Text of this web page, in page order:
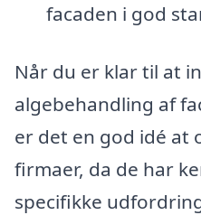
facaden i god
Når du er klar til at
algebehandling af
er det en god idé at
firmaer, da de har
specifikke